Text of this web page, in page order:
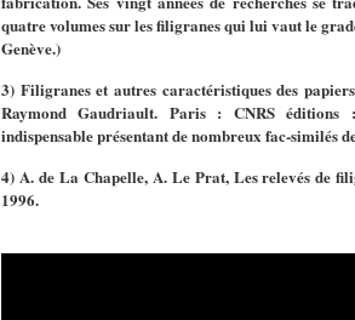
quatre volumes sur les filigranes qui lui vaut le
Genève.)
3) Filigranes et autres caractéristiques des
Raymond Gaudriault. Paris : CNRS éditions
indispensable présentant de nombreux fac-similés
4) A. de La Chapelle, A. Le Prat, Les relevés de
1996.